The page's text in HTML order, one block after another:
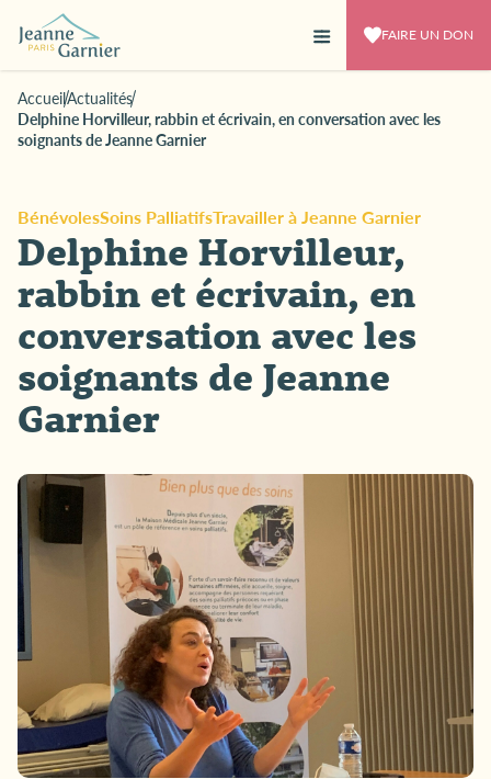
FAIRE UN DON
AccueilActualités
Delphine Horvilleur, rabbin et écrivain, en conversation avec les
soignants de Jeanne Garnier
BénévolesSoins PalliatifsTravailler à Jeanne Garnier
Delphine Horvilleur,
rabbin et écrivain, en
conversation avec les
soignants de Jeanne
Garnier